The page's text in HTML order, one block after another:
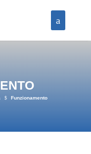
$ Funzionamento